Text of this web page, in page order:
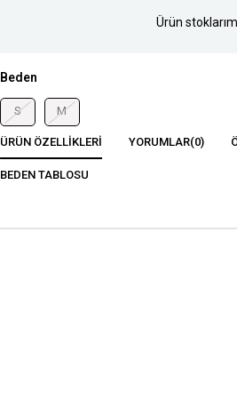
Ürün
Beden
S M
ÜRÜN ÖZELLIKLERI YORUMLAR(0)
BEDEN TABLOSU